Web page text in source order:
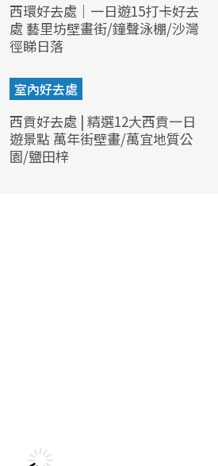
西環好去處｜一日遊15打卡好去
處 藝里坊壁畫街/鐘聲泳棚/沙灣
徑睇日落
室內好去處
西貢好去處 | 精選12大西貢一日
遊景點 萬年街壁畫/萬宜地質公
園/鹽田梓